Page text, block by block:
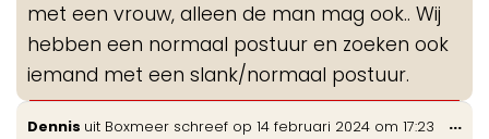
met een vrouw, alleen de man mag ook.. Wij
hebben een normaal postuur en zoeken ook
iemand met een slank/normaal postuur.
Dennis uit Boxmeer schreef op 14 februari 2024 om 17:23 ...